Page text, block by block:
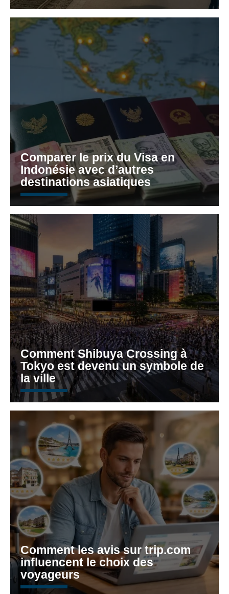
Comparer le prix du Visa en
Indonésie avec d’autres
destinations asiatiques
Comment Shibuya Crossing à
Tokyo est devenu un symbole de
la ville
Comment les avis sur trip.com
influencent le choix des
voyageurs